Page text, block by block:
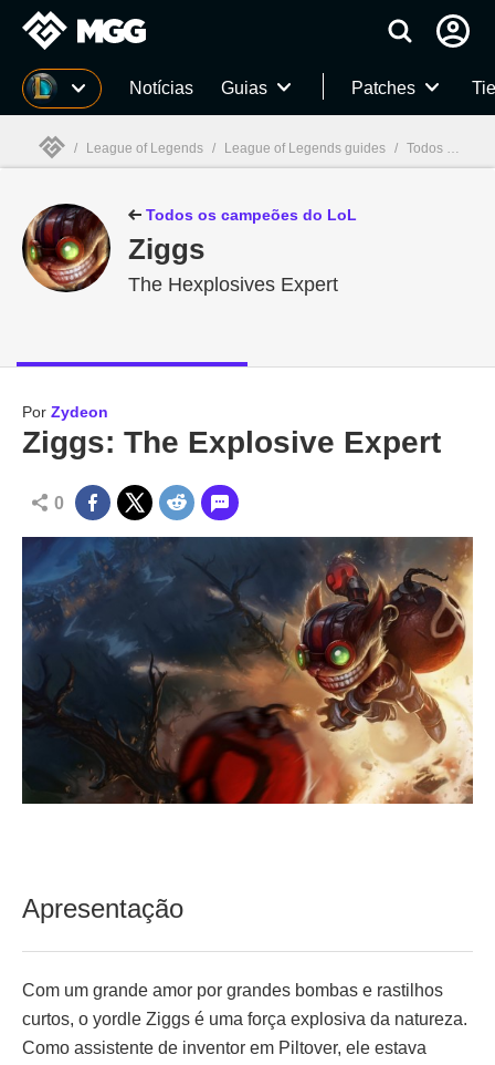
Millenium Notícias Guias Patches
Millenium
/ League of Legends / League of Legends guides / Todos os campeões de LoL: habilidades, skins, história e mais
Todos os campeões do LoL
Ziggs
The Hexplosives Expert
Por Zydeon
Ziggs: The Explosive Expert
0
Apresentação
Com um grande amor por grandes bombas e rastilhos
curtos, o yordle Ziggs é uma força explosiva da natureza.
Como assistente de inventor em Piltover, ele estava